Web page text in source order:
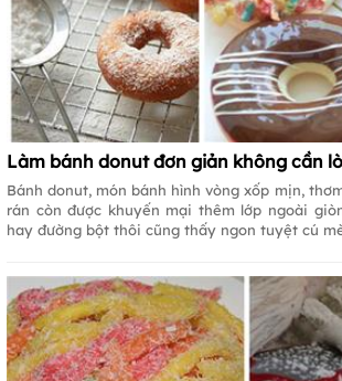
Làm bánh donut đơn giản không cần
Bánh donut, món bánh hình vòng xốp mịn,
rán còn được khuyến mại thêm lớp ngoài
hay đường bột thôi cũng thấy ngon tuyệt cú